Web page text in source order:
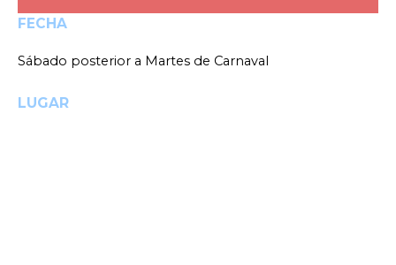
FECHA
Sábado posterior a Martes de Carnaval
LUGAR